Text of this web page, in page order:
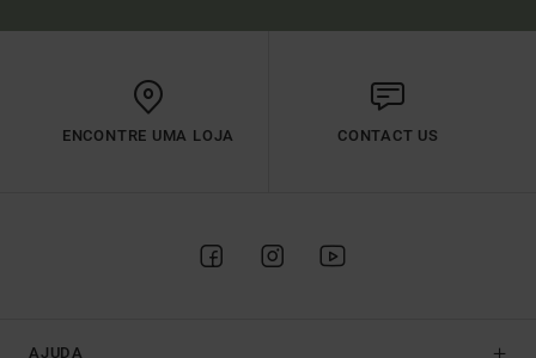
ENCONTRE UMA LOJA CONTACT US
AJUDA